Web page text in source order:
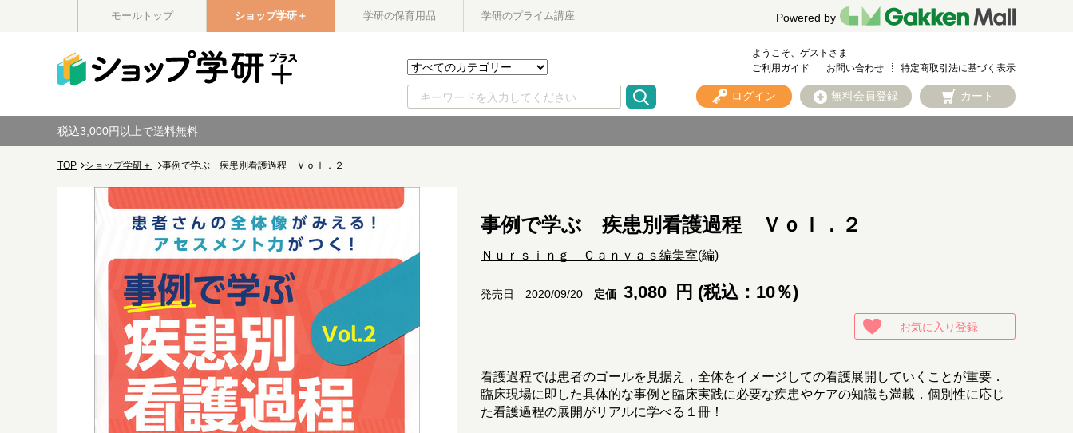
モールトップ ショップ学研＋ 学研の保育用品 学研のプライム講座 Powered by
ようこそ、ゲストさま
ご利用ガイド
お問い合わせ 特定商取引法に基づく表示
ログイン 無料会員登録 カート
税込3,000円以上で送料無料
TOP ショップ学研＋ 事例で学ぶ 疾患別看護過程 Ｖｏｌ．２
事例で学ぶ 疾患別看護過程 Ｖｏｌ．２
Ｎｕｒｓｉｎｇ Ｃａｎｖａｓ編集室(編)
発売日 2020/09/20 定価 3,080 円 (税込：10％)
お気に入り登録
看護過程では患者のゴールを見据え，全体をイメージしての看護展開していくことが重要．
臨床現場に即した具体的な事例と臨床実践に必要な疾患やケアの知識も満載．個別性に応じ
た看護過程の展開がリアルに学べる１冊！